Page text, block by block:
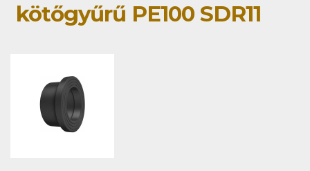
kötőgyűrű PE100 SDR11